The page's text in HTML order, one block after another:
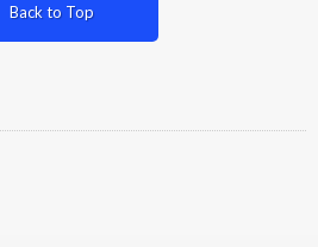
Back to Top